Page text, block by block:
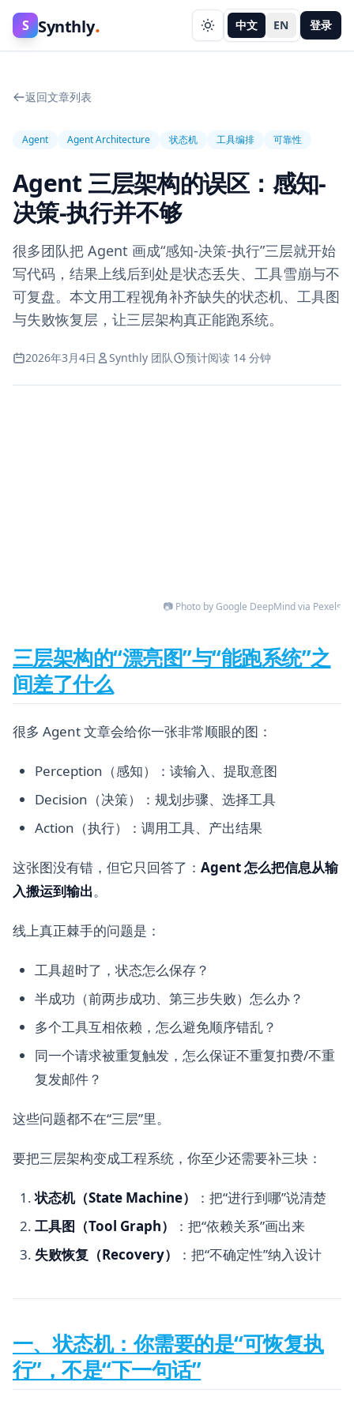
S Synthly. 中文 EN 登录
返回文章列表
Agent Agent Architecture 状态机 工具编排 可靠性
Agent 三层架构的误区：感知-
决策-执行并不够
很多团队把 Agent 画成“感知-决策-执行”三层就开始
写代码，结果上线后到处是状态丢失、工具雪崩与不
可复盘。本文用工程视角补齐缺失的状态机、工具图
与失败恢复层，让三层架构真正能跑系统。
2026年3月4日 Synthly 团队 预计阅读 14 分钟
📷 Photo by Google DeepMind via Pexels
三层架构的“漂亮图”与“能跑系统”之
间差了什么
很多 Agent 文章会给你一张非常顺眼的图：
Perception（感知）：读输入、提取意图
Decision（决策）：规划步骤、选择工具
Action（执行）：调用工具、产出结果
这张图没有错，但它只回答了： Agent 怎么把信息从输
入搬运到输出。
线上真正棘手的问题是：
工具超时了，状态怎么保存？
半成功（前两步成功、第三步失败）怎么办？
多个工具互相依赖，怎么避免顺序错乱？
同一个请求被重复触发，怎么保证不重复扣费/不重
复发邮件？
这些问题都不在“三层”里。
要把三层架构变成工程系统，你至少还需要补三块：
状态机（State Machine）
：把“进行到哪”说清楚
工具图（Tool Graph）
：把“依赖关系”画出来
失败恢复（Recovery）
：把“不确定性”纳入设计
一、状态机：你需要的是“可恢复执
行”，不是“下一句话”